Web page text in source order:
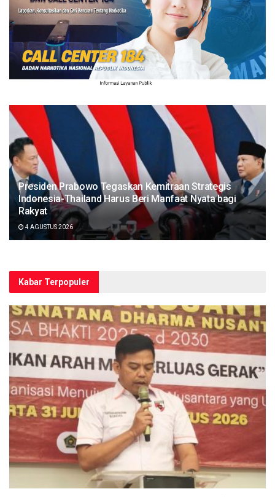
Presiden Prabowo Tegaskan Kemitraan Strategis
Indonesia-Thailand Harus Beri Manfaat Nyata bagi
Rakyat
4 AGUSTUS 2026
Kabar Terpopuler